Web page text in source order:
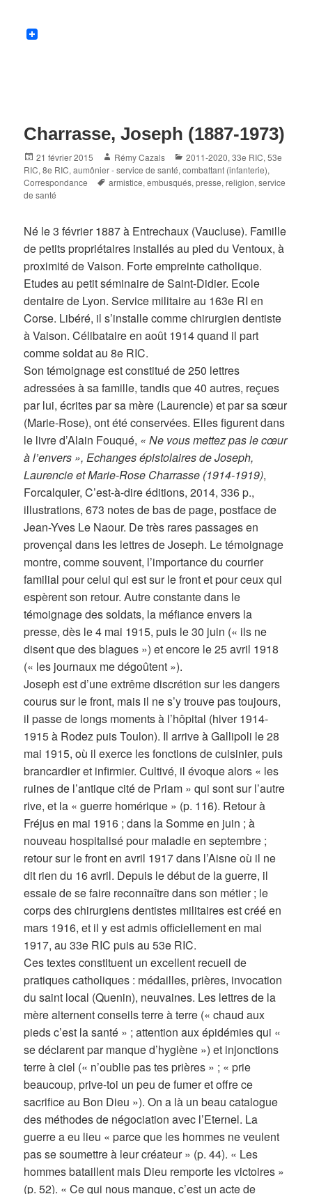
Charrasse, Joseph (1887-1973)
Posted
on
21 février 2015 Author
Rémy Cazals Categories
2011-2020,33e RIC,53e
RIC,8e RIC,aumônier - service de santé,combattant (infanterie),
Correspondance
Tags
armistice,embusqués,presse,religion,service
de santé
Né le 3 février 1887 à Entrechaux (Vaucluse). Famille
de petits propriétaires installés au pied du Ventoux, à
proximité de Vaison. Forte empreinte catholique.
Etudes au petit séminaire de Saint-Didier. Ecole
dentaire de Lyon. Service militaire au 163e RI en
Corse. Libéré, il s’installe comme chirurgien dentiste
à Vaison. Célibataire en août 1914 quand il part
comme soldat au 8e RIC.
Son témoignage est constitué de 250 lettres
adressées à sa famille, tandis que 40 autres, reçues
par lui, écrites par sa mère (Laurencie) et par sa sœur
(Marie-Rose), ont été conservées. Elles figurent dans
le livre d’Alain Fouqué, « Ne vous mettez pas le cœur
à l’envers », Echanges épistolaires de Joseph,
Laurencie et Marie-Rose Charrasse (1914-1919),
Forcalquier, C’est-à-dire éditions, 2014, 336 p.,
illustrations, 673 notes de bas de page, postface de
Jean-Yves Le Naour. De très rares passages en
provençal dans les lettres de Joseph. Le témoignage
montre, comme souvent, l’importance du courrier
familial pour celui qui est sur le front et pour ceux qui
espèrent son retour. Autre constante dans le
témoignage des soldats, la méfiance envers la
presse, dès le 4 mai 1915, puis le 30 juin (« ils ne
disent que des blagues ») et encore le 25 avril 1918
(« les journaux me dégoûtent »).
Joseph est d’une extrême discrétion sur les dangers
courus sur le front, mais il ne s’y trouve pas toujours,
il passe de longs moments à l’hôpital (hiver 1914-
1915 à Rodez puis Toulon). Il arrive à Gallipoli le 28
mai 1915, où il exerce les fonctions de cuisinier, puis
brancardier et infirmier. Cultivé, il évoque alors « les
ruines de l’antique cité de Priam » qui sont sur l’autre
rive, et la « guerre homérique » (p. 116). Retour à
Fréjus en mai 1916 ; dans la Somme en juin ; à
nouveau hospitalisé pour maladie en septembre ;
retour sur le front en avril 1917 dans l’Aisne où il ne
dit rien du 16 avril. Depuis le début de la guerre, il
essaie de se faire reconnaître dans son métier ; le
corps des chirurgiens dentistes militaires est créé en
mars 1916, et il y est admis officiellement en mai
1917, au 33e RIC puis au 53e RIC.
Ces textes constituent un excellent recueil de
pratiques catholiques : médailles, prières, invocation
du saint local (Quenin), neuvaines. Les lettres de la
mère alternent conseils terre à terre (« chaud aux
pieds c’est la santé » ; attention aux épidémies qui «
se déclarent par manque d’hygiène ») et injonctions
terre à ciel (« n’oublie pas tes prières » ; « prie
beaucoup, prive-toi un peu de fumer et offre ce
sacrifice au Bon Dieu »). On a là un beau catalogue
des méthodes de négociation avec l’Eternel. La
guerre a eu lieu « parce que les hommes ne veulent
pas se soumettre à leur créateur » (p. 44). « Les
hommes bataillent mais Dieu remporte les victoires »
(p. 52). « Ce qui nous manque, c’est un acte de